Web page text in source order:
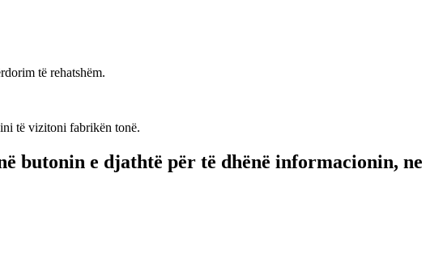
të rehatshëm.
të vizitoni fabrikën tonë.
butonin e djathtë për të dhënë informacionin, ne